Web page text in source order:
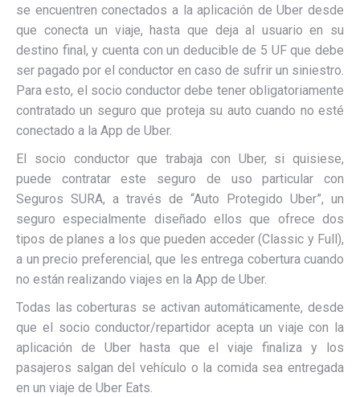
se encuentren conectados a la aplicación de Uber desde
que conecta un viaje, hasta que deja al usuario en su
destino final, y cuenta con un deducible de 5 UF que debe
ser pagado por el conductor en caso de sufrir un siniestro.
Para esto, el socio conductor debe tener obligatoriamente
contratado un seguro que proteja su auto cuando no esté
conectado a la App de Uber.
El socio conductor que trabaja con Uber, si quisiese,
puede contratar este seguro de uso particular con
Seguros SURA, a través de “Auto Protegido Uber”, un
seguro especialmente diseñado ellos que ofrece dos
tipos de planes a los que pueden acceder (Classic y Full),
a un precio preferencial, que les entrega cobertura cuando
no están realizando viajes en la App de Uber.
Todas las coberturas se activan automáticamente, desde
que el socio conductor/repartidor acepta un viaje con la
aplicación de Uber hasta que el viaje finaliza y los
pasajeros salgan del vehículo o la comida sea entregada
en un viaje de Uber Eats.